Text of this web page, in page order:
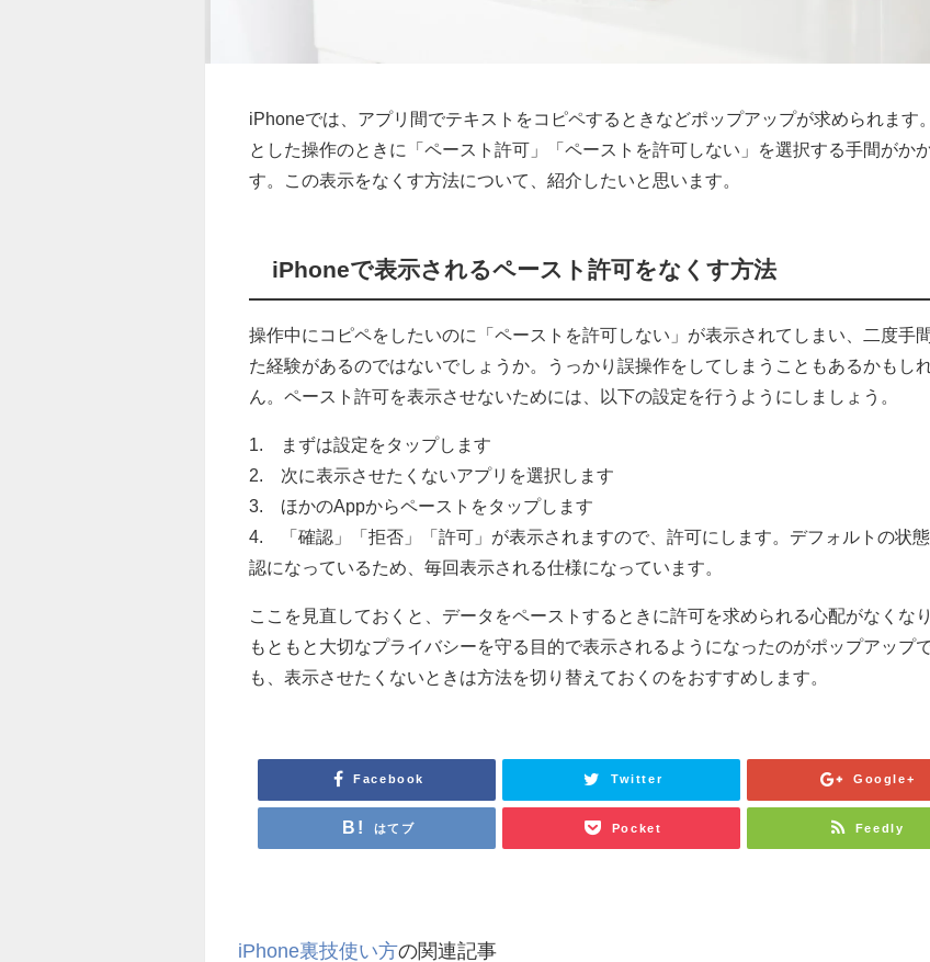
iPhoneでは、アプリ間でテキストをコピペするときなどポップアップが求められます
とした操作のときに「ペースト許可」「ペーストを許可しない」を選択する手間がか
す。この表示をなくす方法について、紹介したいと思います。
iPhoneで表示されるペースト許可をなくす方法
操作中にコピペをしたいのに「ペーストを許可しない」が表示されてしまい、二度手
た経験があるのではないでしょうか。うっかり誤操作をしてしまうこともあるかもし
ん。ペースト許可を表示させないためには、以下の設定を行うようにしましょう。
1. まずは設定をタップします
2. 次に表示させたくないアプリを選択します
3. ほかのAppからペーストをタップします
4. 「確認」「拒否」「許可」が表示されますので、許可にします。デフォルトの状
認になっているため、毎回表示される仕様になっています。
ここを見直しておくと、データをペーストするときに許可を求められる心配がなくなり
もともと大切なプライバシーを守る目的で表示されるようになったのがポップアップ
も、表示させたくないときは方法を切り替えておくのをおすすめします。
Facebook Twitter Google+
はてブ Pocket Feedly
iPhone裏技使い方の関連記事